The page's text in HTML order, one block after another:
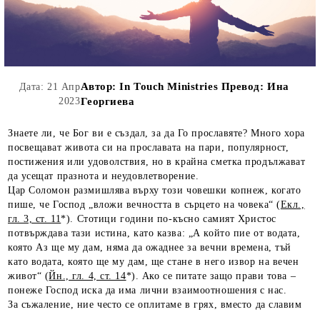
Дата: 21 Апр
2023
Автор: In Touch Ministries Превод: Ина
Георгиева
Знаете ли, че Бог ви е създал, за да Го прославяте? Много хора
посвещават живота си на прославата на пари, популярност,
постижения или удоволствия, но в крайна сметка продължават
да усещат празнота и неудовлетворение.
Цар Соломон размишлява върху този човешки копнеж, когато
пише, че Господ „вложи вечността в сърцето на човека“ (Екл.,
гл. 3, ст. 11*). Стотици години по-късно самият Христос
потвърждава тази истина, като казва: „А който пие от водата,
която Аз ще му дам, няма да ожаднее за вечни времена, тъй
като водата, която ще му дам, ще стане в него извор на вечен
живот“ (Йн., гл. 4, ст. 14*). Ако се питате защо прави това –
понеже Господ иска да има лични взаимоотношения с нас.
За съжаление, ние често се оплитаме в грях, вместо да славим